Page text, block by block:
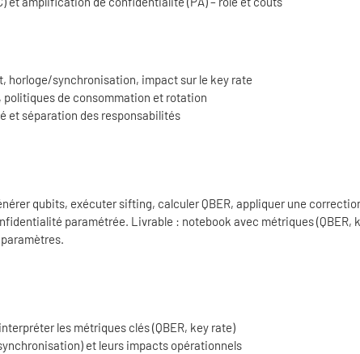
horloge/synchronisation, impact sur le key rate
politiques de consommation et rotation
et séparation des responsabilités
qubits, exécuter sifting, calculer QBER, appliquer une
paramétrée. Livrable : notebook avec métriques (QBER,
les métriques clés (QBER, key rate)
et leurs impacts opérationnels